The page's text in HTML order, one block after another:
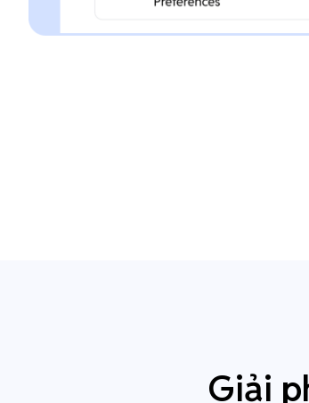
Giải